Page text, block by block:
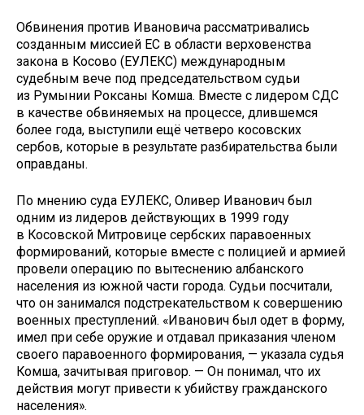
Обвинения против Ивановича рассматривались
созданным миссией ЕС в области верховенства
закона в Косово (ЕУЛЕКС) международным
судебным вече под председательством судьи
из Румынии Роксаны Комша. Вместе с лидером СДС
в качестве обвиняемых на процессе, длившемся
более года, выступили ещё четверо косовских
сербов, которые в результате разбирательства были
оправданы.
По мнению суда ЕУЛЕКС, Оливер Иванович был
одним из лидеров действующих в 1999 году
в Косовской Митровице сербских паравоенных
формирований, которые вместе с полицией и армией
провели операцию по вытеснению албанского
населения из южной части города. Судьи посчитали,
что он занимался подстрекательством к совершению
военных преступлений. «Иванович был одет в форму,
имел при себе оружие и отдавал приказания членом
своего паравоенного формирования, — указала судья
Комша, зачитывая приговор. — Он понимал, что их
действия могут привести к убийству гражданского
населения».